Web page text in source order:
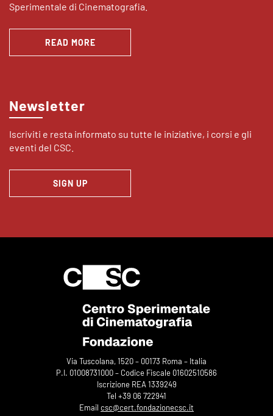
Sperimentale di Cinematografia.
READ MORE
Newsletter
Iscriviti e resta informato su tutte le iniziative, i corsi e gli
eventi del CSC.
SIGN UP
Via Tuscolana, 1520 – 00173 Roma – Italia
P.I. 01008731000 – Codice Fiscale 01602510586
Iscrizione REA 1339249
Tel +39 06 722941
Email csc@cert.fondazionecsc.it